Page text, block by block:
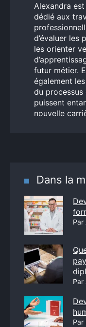
Alexandra
dédié aux
d’évaluer les
les orienter
futur métier.
également
du processus
puissent
nouvelle
Dans la
Par
Par
Par